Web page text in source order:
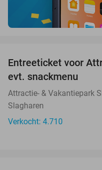
Entreeticket voor
evt. snackmenu
Attractie- & Vakantiepark
Slagharen
Verkocht: 4.710